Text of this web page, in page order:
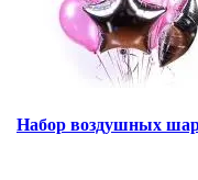
Набор воздушных